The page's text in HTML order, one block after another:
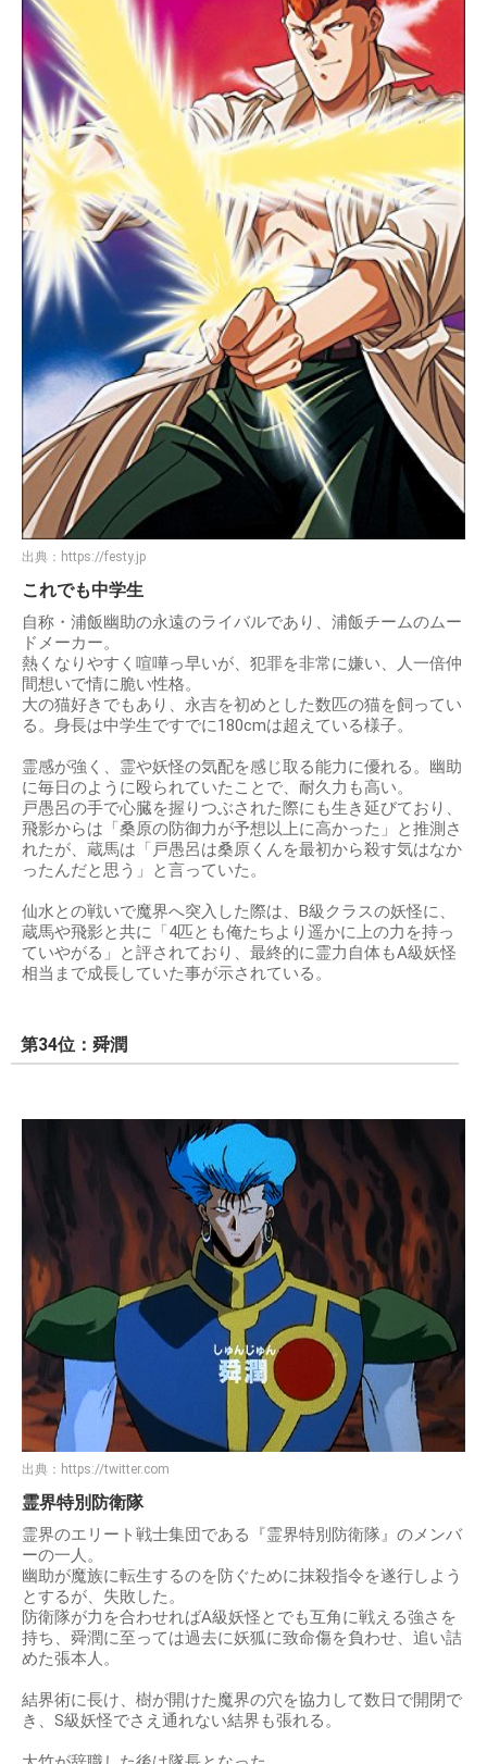
出典： https://festy.jp
これでも中学生
自称・浦飯幽助の永遠のライバルであり、浦飯チームのムー
ドメーカー。
熱くなりやすく喧嘩っ早いが、犯罪を非常に嫌い、人一倍仲
間想いで情に脆い性格。
大の猫好きでもあり、永吉を初めとした数匹の猫を飼ってい
る。身長は中学生ですでに180cmは超えている様子。
霊感が強く、霊や妖怪の気配を感じ取る能力に優れる。幽助
に毎日のように殴られていたことで、耐久力も高い。
戸愚呂の手で心臓を握りつぶされた際にも生き延びており、
飛影からは「桑原の防御力が予想以上に高かった」と推測さ
れたが、蔵馬は「戸愚呂は桑原くんを最初から殺す気はなか
ったんだと思う」と言っていた。
仙水との戦いで魔界へ突入した際は、B級クラスの妖怪に、
蔵馬や飛影と共に「4匹とも俺たちより遥かに上の力を持っ
ていやがる」と評されており、最終的に霊力自体もA級妖怪
相当まで成長していた事が示されている。
第34位：舜潤
出典： https://twitter.com
霊界特別防衛隊
霊界のエリート戦士集団である『霊界特別防衛隊』のメンバ
ーの一人。
幽助が魔族に転生するのを防ぐために抹殺指令を遂行しよう
とするが、失敗した。
防衛隊が力を合わせればA級妖怪とでも互角に戦える強さを
持ち、舜潤に至っては過去に妖狐に致命傷を負わせ、追い詰
めた張本人。
結界術に長け、樹が開けた魔界の穴を協力して数日で開閉で
き、S級妖怪でさえ通れない結界も張れる。